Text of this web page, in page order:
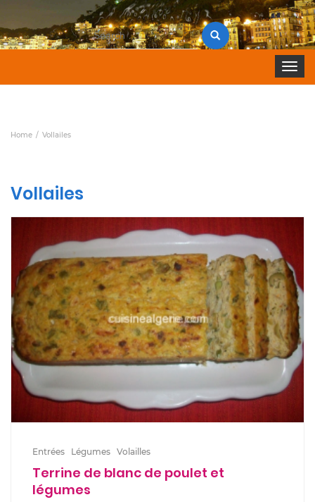
Search
for:
Toggle
Home Vollailes
Vollailes
Entrées Légumes Volailles
Terrine de blanc de poulet et
légumes